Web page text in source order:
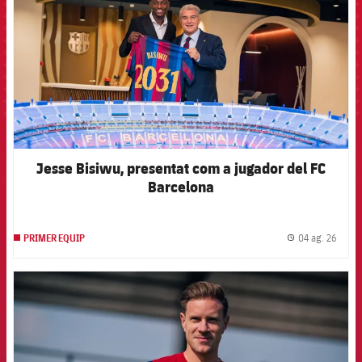
Jesse Bisiwu, presentat com a jugador del FC
Barcelona
PRIMER EQUIP 04 ag. 26
FCB Barcelona badge